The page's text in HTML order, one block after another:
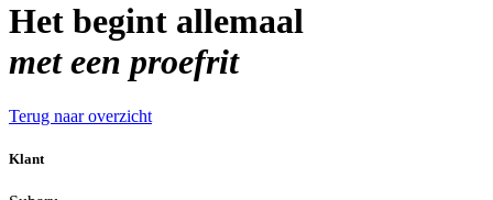
Het begint allemaal
met een proefrit
Terug naar overzicht
Klant